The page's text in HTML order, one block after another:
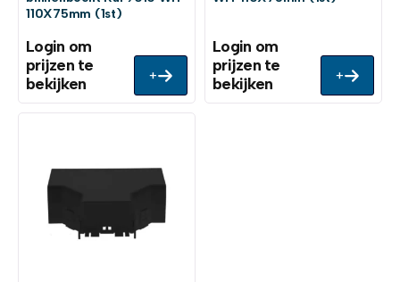
110X75mm (1st)
Login om
prijzen te
bekijken
+
Login om
prijzen te
bekijken
+